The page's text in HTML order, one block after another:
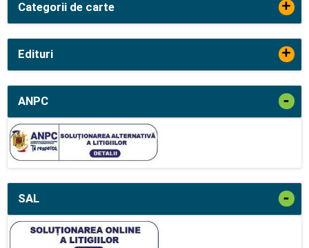
Categorii de carte +
Edituri +
ANPC -
SAL -